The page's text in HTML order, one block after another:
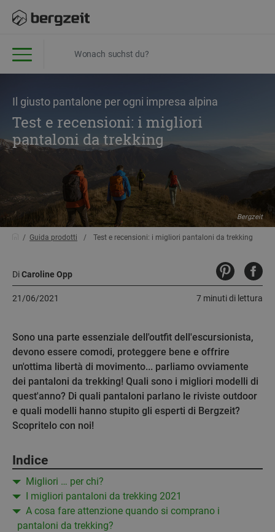
Il giusto pantalone per ogni impresa alpina
Test e recensioni: i migliori
pantaloni da trekking
Bergzeit
Guida prodotti Test e recensioni: i migliori pantaloni da trekking
DiCaroline Opp
7 minuti di lettura
21/06/2021
Sono una parte essenziale dell'outfit dell'escursionista,
devono essere comodi, proteggere bene e offrire
un'ottima libertà di movimento... parliamo ovviamente
dei pantaloni da trekking! Quali sono i migliori modelli di
quest'anno? Di quali pantaloni parlano le riviste outdoor
e quali modelli hanno stupito gli esperti di Bergzeit?
Scopritelo con noi!
Indice
Migliori … per chi?
I migliori pantaloni da trekking 2021
A cosa fare attenzione quando si comprano i
pantaloni da trekking?